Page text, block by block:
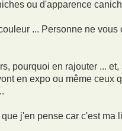
ou d'apparence
... Personne ne
pourquoi en rajouter ...
en expo ou même ceux
j'en pense car c'est ma